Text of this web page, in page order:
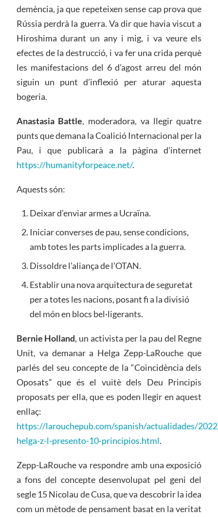
demència, ja que repeteixen sense cap prova que
Rússia perdrà la guerra. Va dir que havia viscut a
Hiroshima durant un any i mig, i va veure els
efectes de la destrucció, i va fer una crida perquè
les manifestacions del 6 d’agost arreu del món
siguin un punt d’inflexió per aturar aquesta
bogeria.
Anastasia Battle, moderadora, va llegir quatre
punts que demana la Coalició Internacional per la
Pau, i que publicarà a la pàgina d’internet
https://humanityforpeace.net/.
Aquests són:
Deixar d’enviar armes a Ucraïna.
Iniciar converses de pau, sense condicions,
amb totes les parts implicades a la guerra.
Dissoldre l’aliança de l’OTAN.
Establir una nova arquitectura de seguretat
per a totes les nacions, posant fi a la divisió
del món en blocs bel·ligerants.
Bernie Holland, un activista per la pau del Regne
Unit, va demanar a Helga Zepp-LaRouche que
parlés del seu concepte de la “Coincidència dels
Oposats” que és el vuitè dels Deu Principis
proposats per ella, que es poden llegir en aquest
enllaç:
https://larouchepub.com/spanish/actualidades/
helga-z-l-presento-10-principios.html.
Zepp-LaRouche va respondre amb una exposició
a fons del concepte desenvolupat pel geni del
segle 15 Nicolau de Cusa, que va descobrir la idea
com un mètode de pensament basat en la veritat